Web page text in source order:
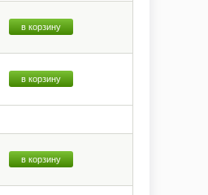
в корзину
в корзину
в корзину